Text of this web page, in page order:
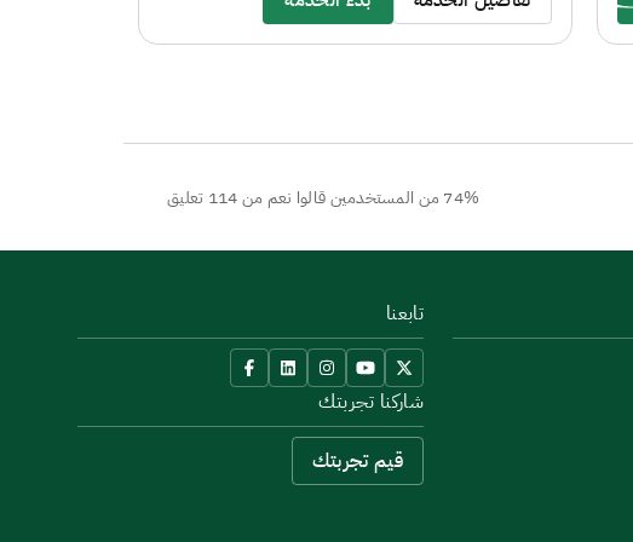
74% من المستخدمين قالوا نعم من 114 تعليق
تابعنا
شاركنا تجربتك
قيم تجربتك